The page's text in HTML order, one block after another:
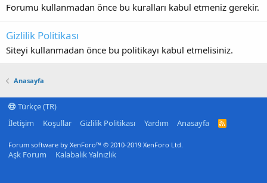
Forumu kullanmadan önce bu kuralları kabul etmeniz gerekir.
Gizlilik Politikası
Siteyi kullanmadan önce bu politikayı kabul etmelisiniz.
Anasayfa
Türkçe (TR)
İletişim
Koşullar Gizlilik Politikası Yardım Anasayfa
R
Forum software by XenForo™ © 2010-2019 XenForo Ltd.
Aşk Forum Kalabalık Yalnızlık